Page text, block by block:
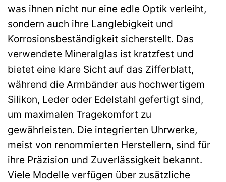
was ihnen nicht nur eine edle Optik verleiht,
sondern auch ihre Langlebigkeit und
Korrosionsbeständigkeit sicherstellt. Das
verwendete Mineralglas ist kratzfest und
bietet eine klare Sicht auf das Zifferblatt,
während die Armbänder aus hochwertigem
Silikon, Leder oder Edelstahl gefertigt sind,
um maximalen Tragekomfort zu
gewährleisten. Die integrierten Uhrwerke,
meist von renommierten Herstellern, sind für
ihre Präzision und Zuverlässigkeit bekannt.
Viele Modelle verfügen über zusätzliche